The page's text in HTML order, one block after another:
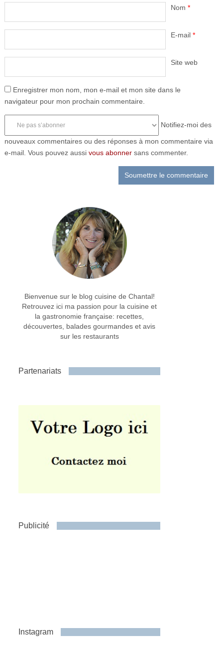
Nom *
E-mail *
Site web
Enregistrer mon nom, mon e-mail et mon site dans le
navigateur pour mon prochain commentaire.
Notifiez-moi des
nouveaux commentaires ou des réponses à mon commentaire via
e-mail. Vous pouvez aussi vous abonnersans commenter.
Bienvenue sur le blog cuisine de Chantal!
Retrouvez ici ma passion pour la cuisine et
la gastronomie française: recettes,
découvertes, balades gourmandes et avis
sur les restaurants
Partenariats
Publicité
Instagram